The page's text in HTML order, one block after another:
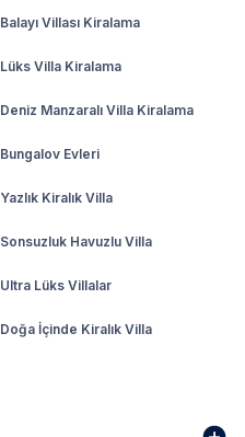
Balayı Villası Kiralama
Lüks Villa Kiralama
Deniz Manzaralı Villa Kiralama
Bungalov Evleri
Yazlık Kiralık Villa
Sonsuzluk Havuzlu Villa
Ultra Lüks Villalar
Doğa İçinde Kiralık Villa